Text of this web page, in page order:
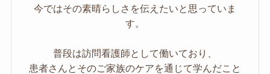
今ではその素晴らしさを伝えたいと思っていま
す。
普段は訪問看護師として働いており、
患者さんとそのご家族のケアを通じて学んだこと